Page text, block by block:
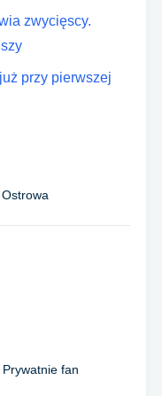
zwycięscy.
przy pierwszej
fan